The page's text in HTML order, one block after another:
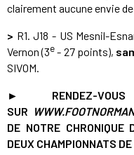
clairement aucune envie
> R1. J18 - US Mesnil-
Vernon (3e- 27 points),
SIVOM.
► RENDEZ-
SUR
DE NOTRE CHRONIQUE
DEUX CHAMPIONNATS